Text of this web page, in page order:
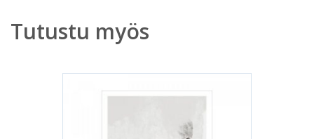
Tutustu myös